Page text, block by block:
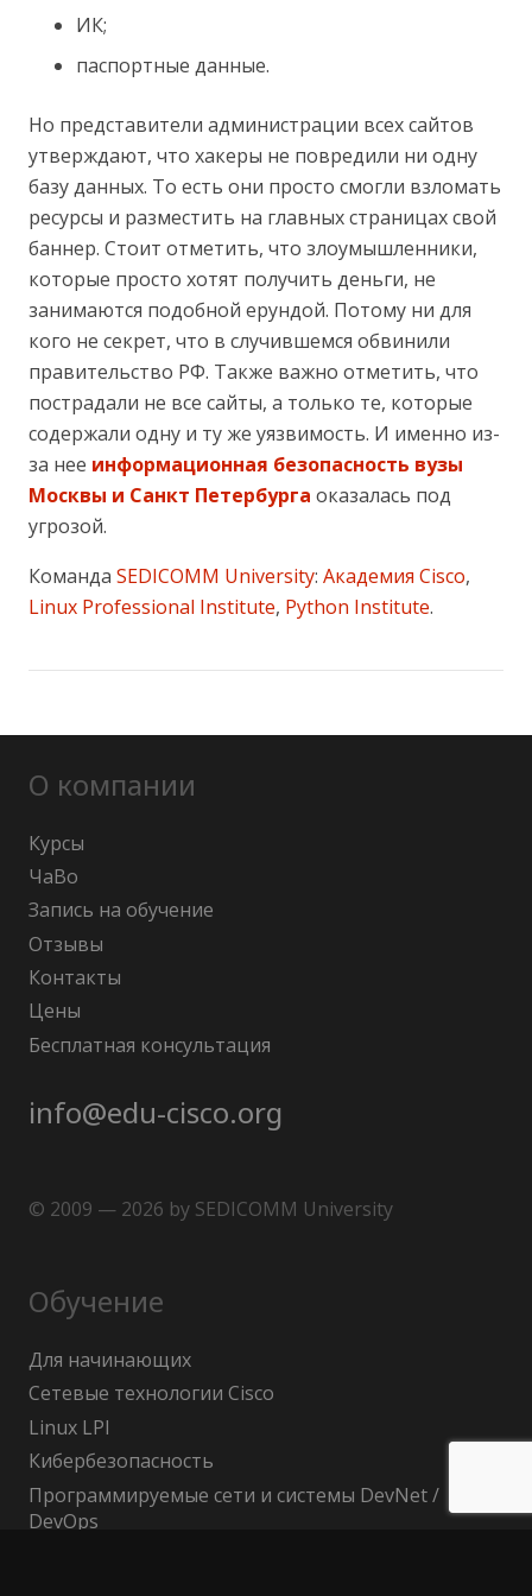
ИК;
паспортные данные.
Но представители администрации всех сайтов
утверждают, что хакеры не повредили ни одну
базу данных. То есть они просто смогли взломать
ресурсы и разместить на главных страницах свой
баннер. Стоит отметить, что злоумышленники,
которые просто хотят получить деньги, не
занимаются подобной ерундой. Потому ни для
кого не секрет, что в случившемся обвинили
правительство РФ. Также важно отметить, что
пострадали не все сайты, а только те, которые
содержали одну и ту же уязвимость. И именно из-
за нее информационная безопасность вузы
Москвы и Санкт Петербурга оказалась под
угрозой.
Команда SEDICOMM University: Академия Cisco,
Linux Professional Institute, Python Institute.
О компании
Курсы
ЧаВо
Запись на обучение
Отзывы
Контакты
Цены
Бесплатная консультация
info@edu-cisco.org
© 2009 — 2026 by SEDICOMM University
Обучение
Для начинающих
Сетевые технологии Cisco
Linux LPI
Кибербезопасность
Программируемые сети и системы DevNet /
DevOps